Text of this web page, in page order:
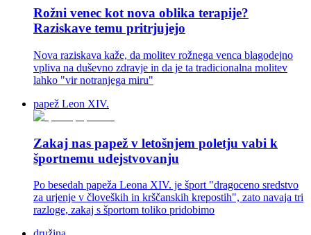
Rožni venec kot nova oblika terapije?
Raziskave temu pritrjujejo
Nova raziskava kaže, da molitev rožnega venca blagodejno
vpliva na duševno zdravje in da je ta tradicionalna molitev
lahko "vir notranjega miru"
papež Leon XIV.
Zakaj nas papež v letošnjem poletju vabi k
športnemu udejstvovanju
Po besedah papeža Leona XIV. je šport "dragoceno sredstvo
za urjenje v človeških in krščanskih krepostih", zato navaja tri
razloge, zakaj s športom toliko pridobimo